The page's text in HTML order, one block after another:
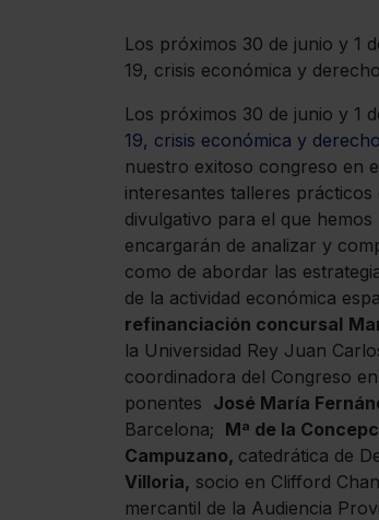
Los próximos 30 de junio y 1
19, crisis económica y
Los próximos 30 de junio y 1
19, crisis económica y
nuestro exitoso congreso en
interesantes talleres
divulgativo para el que
encargarán de analizar y
como de abordar las
de la actividad económica
refinanciación concursal
la Universidad Rey Juan
coordinadora del Congreso
ponentes José María
Barcelona; Mª de la
Campuzano, catedrática de
Villoria, socio en Clifford
mercantil de la Audiencia